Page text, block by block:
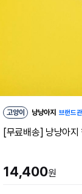
고양이 냥냥아지 브랜드
[무료배송] 냥냥아
14,400원